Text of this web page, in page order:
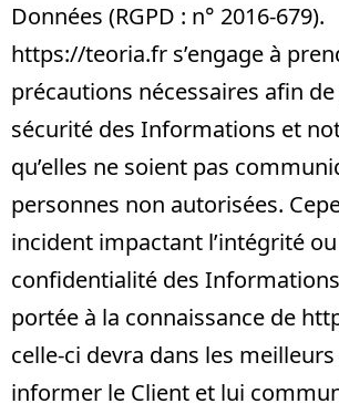
Données (RGPD : n° 2016-679).
https://teoria.fr s’engage à
précautions nécessaires afin
sécurité des Informations et
qu’elles ne soient pas
personnes non autorisées.
incident impactant l’intégrité
confidentialité des
portée à la connaissance de
celle-ci devra dans les
informer le Client et lui